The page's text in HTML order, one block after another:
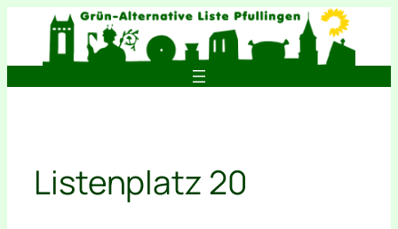
springen
Listenplatz 20